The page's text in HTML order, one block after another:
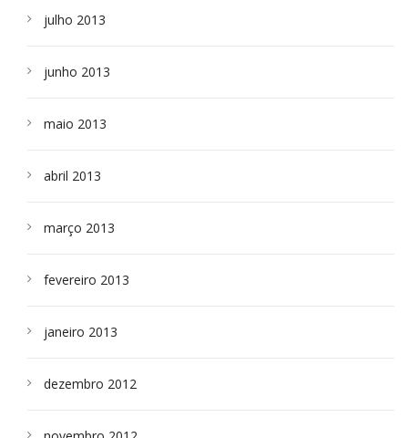
julho 2013
junho 2013
maio 2013
abril 2013
março 2013
fevereiro 2013
janeiro 2013
dezembro 2012